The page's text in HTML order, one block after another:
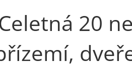
20